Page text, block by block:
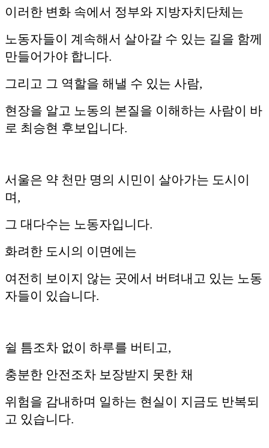
이러한 변화 속에서 정부와 지방자치단체는
노동자들이 계속해서 살아갈 수 있는 길을 함께
만들어가야 합니다.
그리고 그 역할을 해낼 수 있는 사람,
현장을 알고 노동의 본질을 이해하는 사람이 바
로 최승현 후보입니다.
서울은 약 천만 명의 시민이 살아가는 도시이
며,
그 대다수는 노동자입니다.
화려한 도시의 이면에는
여전히 보이지 않는 곳에서 버텨내고 있는 노동
자들이 있습니다.
쉴 틈조차 없이 하루를 버티고,
충분한 안전조차 보장받지 못한 채
위험을 감내하며 일하는 현실이 지금도 반복되
고 있습니다.